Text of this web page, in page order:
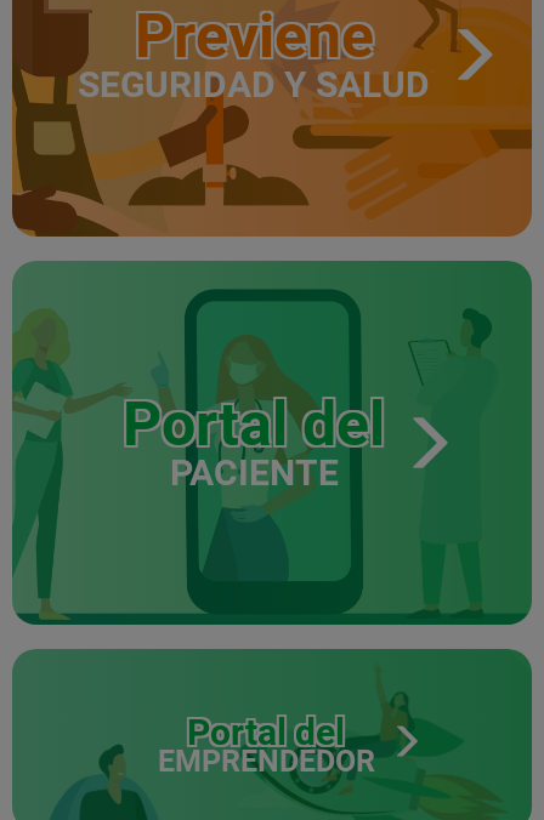
Previene
SEGURIDAD Y SALUD
Portal del
PACIENTE
Portal del
EMPRENDEDOR